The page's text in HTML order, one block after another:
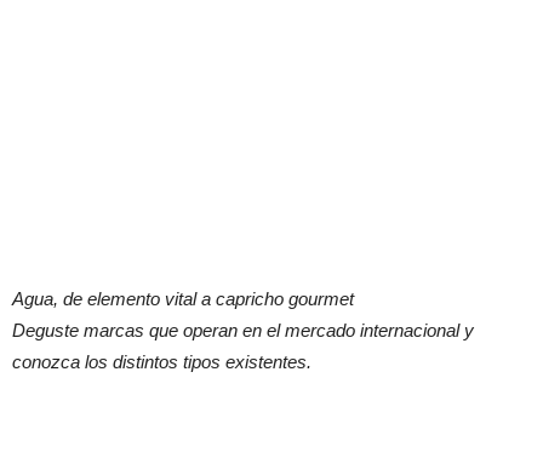
Agua, de elemento vital a capricho gourmet
Deguste marcas que operan en el mercado internacional y
conozca los distintos tipos existentes.